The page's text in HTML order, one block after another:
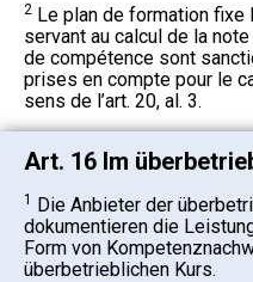
2 Le plan de formation
servant au calcul de la
de compétence sont
prises en compte pour le
sens de l’art. 20, al. 3.
Art. 16 Im
1 Die Anbieter der
dokumentieren die
Form von
überbetrieblichen Kurs.